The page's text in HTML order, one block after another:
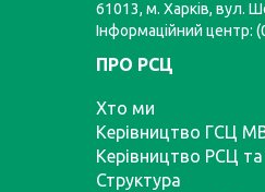
61013, м. Харків, вул.
Інформаційний центр:
ПРО РСЦ
Хто ми
Керівництво ГСЦ
Керівництво РСЦ
Структура